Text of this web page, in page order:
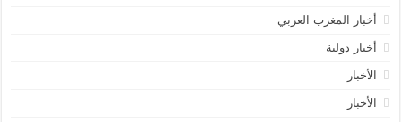
أخبار المغرب العربي
أخبار دولية
الأخبار
الأخبار